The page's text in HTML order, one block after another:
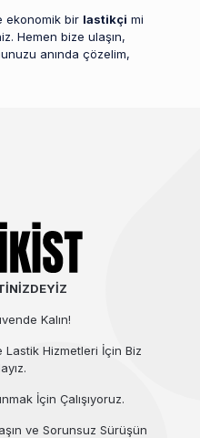
ekonomik bir lastikçi mi
Hemen bize ulaşın,
anında çözelim,
Kalın!
Lastik Hizmetleri İçin Biz
İçin Çalışıyoruz.
ve Sorunsuz Sürüşün